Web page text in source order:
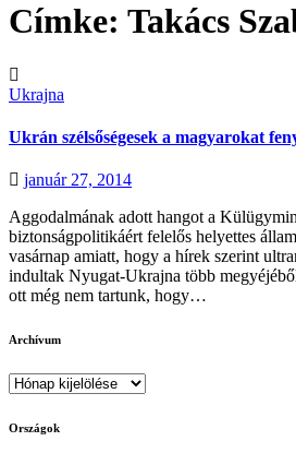
Címke: Takács
Ukrajna
Ukrán szélsőségesek a magyarokat
január 27, 2014
Aggodalmának adott hangot a
biztonságpolitikáért felelős helyettes
vasárnap amiatt, hogy a hírek szerint
indultak Nyugat-Ukrajna több
ott még nem tartunk, hogy…
Archívum
Archívum
Országok